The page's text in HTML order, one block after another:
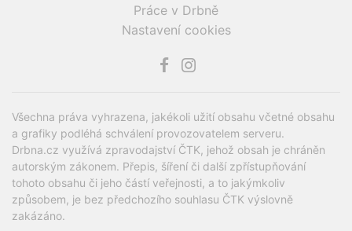
Práce v Drbně
Nastavení cookies
Všechna práva vyhrazena, jakékoli užití obsahu včetné obsahu
a grafiky podléhá schválení provozovatelem serveru.
Drbna.cz využívá zpravodajství ČTK, jehož obsah je chráněn
autorským zákonem. Přepis, šíření či další zpřístupňování
tohoto obsahu či jeho částí veřejnosti, a to jakýmkoliv
způsobem, je bez předchozího souhlasu ČTK výslovně
zakázáno.